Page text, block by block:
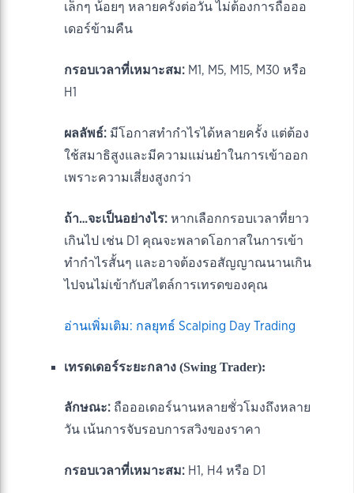
เล็กๆ น้อยๆ หลายครั้งต่อวัน ไม่ต้องการถือออ
เดอร์ข้ามคืน
กรอบเวลาที่เหมาะสม: M1, M5, M15, M30 หรือ
H1
ผลลัพธ์: มีโอกาสทำกำไรได้หลายครั้ง แต่ต้อง
ใช้สมาธิสูงและมีความแม่นยำในการเข้าออก
เพราะความเสี่ยงสูงกว่า
ถ้า…จะเป็นอย่างไร: หากเลือกกรอบเวลาที่ยาว
เกินไป เช่น D1 คุณจะพลาดโอกาสในการเข้า
ทำกำไรสั้นๆ และอาจต้องรอสัญญาณนานเกิน
ไปจนไม่เข้ากับสไตล์การเทรดของคุณ
อ่านเพิ่มเติม: กลยุทธ์ Scalping Day Trading
เทรดเดอร์ระยะกลาง (Swing Trader):
ลักษณะ: ถือออเดอร์นานหลายชั่วโมงถึงหลาย
วัน เน้นการจับรอบการสวิงของราคา
กรอบเวลาที่เหมาะสม: H1, H4 หรือ D1